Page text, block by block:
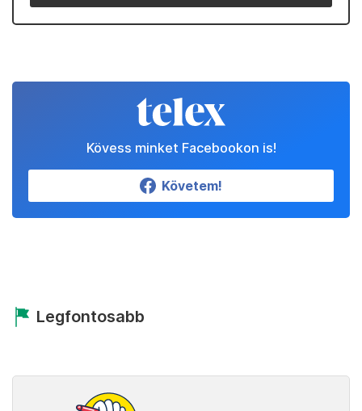
Kövess minket Facebookon is!
Követem!
Legfontosabb